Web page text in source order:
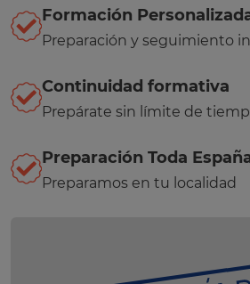
Formación
Preparación y seguimiento
Continuidad formativa
Prepárate sin límite de
Preparación Toda
Preparamos en tu localidad